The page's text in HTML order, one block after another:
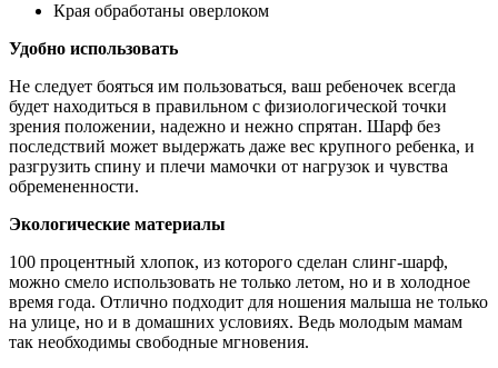
Края обработаны оверлоком
Удобно использовать
Не следует бояться им пользоваться, ваш ребеночек всегда
будет находиться в правильном с физиологической точки
зрения положении, надежно и нежно спрятан. Шарф без
последствий может выдержать даже вес крупного ребенка, и
разгрузить спину и плечи мамочки от нагрузок и чувства
обремененности.
Экологические материалы
100 процентный хлопок, из которого сделан слинг-шарф,
можно смело использовать не только летом, но и в холодное
время года. Отлично подходит для ношения малыша не только
на улице, но и в домашних условиях. Ведь молодым мамам
так необходимы свободные мгновения.